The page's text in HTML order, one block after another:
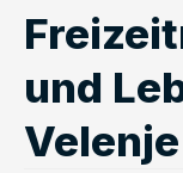
und
Velenje